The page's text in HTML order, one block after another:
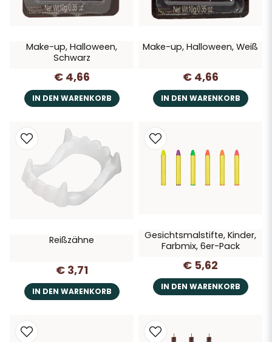
Make-up, Halloween,
Schwarz
€ 4,66
IN DEN WARENKORB
Make-up, Halloween, Weiß
€ 4,66
IN DEN WARENKORB
Reißzähne
€ 3,71
IN DEN WARENKORB
Gesichtsmalstifte, Kinder,
Farbmix, 6er-Pack
€ 5,62
IN DEN WARENKORB